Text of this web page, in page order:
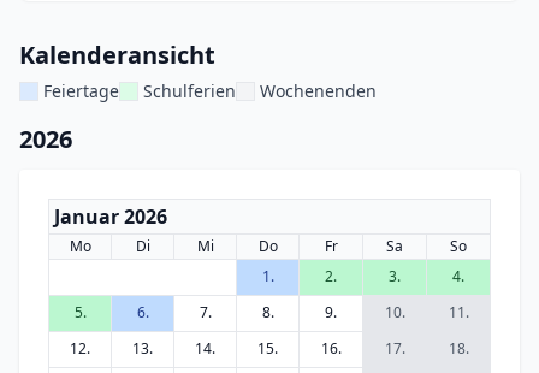
Kalenderansicht
Feiertage Schulferien Wochenenden
2026
Januar 2026
Mo Di Mi Do Fr Sa
So
1.
2. 3.
4.
5.
6. 7. 8. 9. 10.
11.
12.
13. 14. 15. 16. 17.
18.